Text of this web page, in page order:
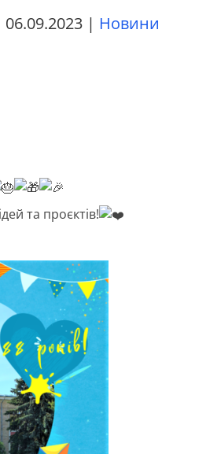
06.09.2023 | Новини
та проєктів!